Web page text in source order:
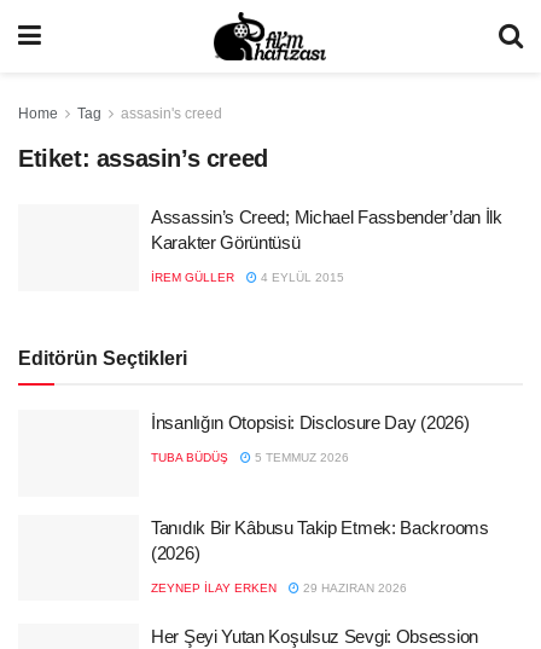
Home Tag assasin's creed
Etiket: assasin’s creed
Assassin’s Creed; Michael Fassbender’dan İlk
Karakter Görüntüsü
İREM GÜLLER 4 EYLÜL 2015
Editörün Seçtikleri
İnsanlığın Otopsisi: Disclosure Day (2026)
TUBA BÜDÜŞ 5 TEMMUZ 2026
Tanıdık Bir Kâbusu Takip Etmek: Backrooms
(2026)
ZEYNEP İLAY ERKEN 29 HAZIRAN 2026
Her Şeyi Yutan Koşulsuz Sevgi: Obsession